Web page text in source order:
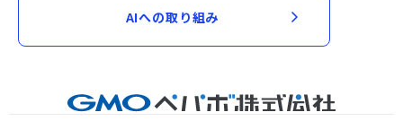
AIへの取り組み